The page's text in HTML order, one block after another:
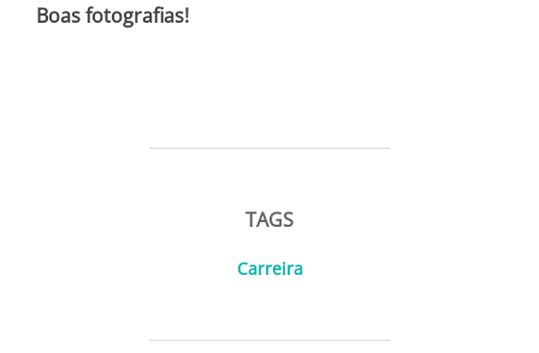
Boas fotografias!
TAGS
Carreira